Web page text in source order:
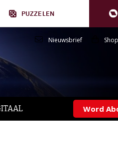
PUZZELEN
Nieuwsbrief Shop
Word